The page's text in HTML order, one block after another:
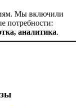
Мы включили
потребности:
аналитика.